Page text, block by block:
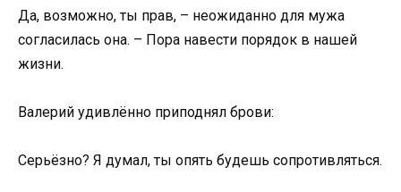
Да, возможно, ты прав, – неожиданно для мужа
согласилась она. – Пора навести порядок в нашей
жизни.
Валерий удивлённо приподнял брови:
Серьёзно? Я думал, ты опять будешь сопротивляться.